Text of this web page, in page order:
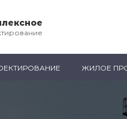
ЖИЛОЕ